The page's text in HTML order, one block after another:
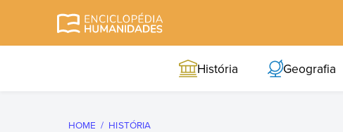
História Geografia
HOME HISTÓRIA